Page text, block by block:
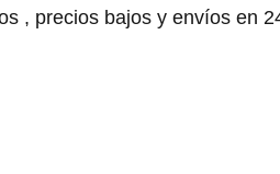
, precios bajos y envíos en